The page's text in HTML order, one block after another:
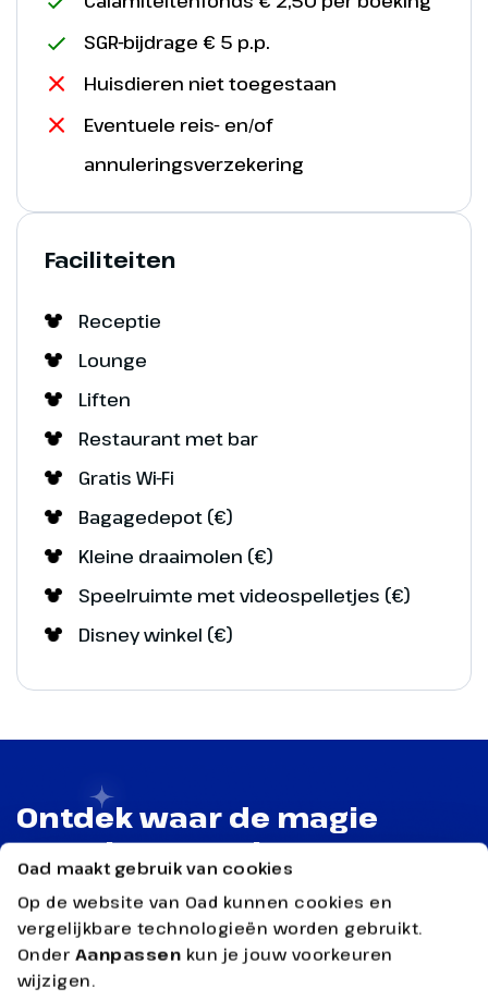
Oad maakt gebruik van cookies
Op de website van Oad kunnen cookies en
vergelijkbare technologieën worden gebruikt.
Onder Aanpassen kun je jouw voorkeuren
wijzigen.
SGR-bijdrage € 5 p.p.
Huisdieren niet toegestaan
Eventuele reis- en/of
annuleringsverzekering
Faciliteiten
Receptie
Lounge
Liften
Restaurant met bar
Gratis Wi-Fi
Bagagedepot (€)
Kleine draaimolen (€)
Speelruimte met videospelletjes (€)
Disney winkel (€)
Ontdek waar de magie
van Disney tot leven
komt
Extra informatie over de Disney Parken